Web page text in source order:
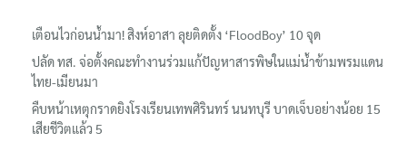
เตือนไวก่อนน้ำมา! สิงห์อาสา ลุยติดตั้ง ‘FloodBoy’ 10 จุด
ปลัด ทส. จ่อตั้งคณะทำงานร่วมแก้ปัญหาสารพิษในแม่น้ำข้ามพรมแดน
ไทย-เมียนมา
คืบหน้าเหตุกราดยิงโรงเรียนเทพศิรินทร์ นนทบุรี บาดเจ็บอย่างน้อย 15
เสียชีวิตแล้ว 5